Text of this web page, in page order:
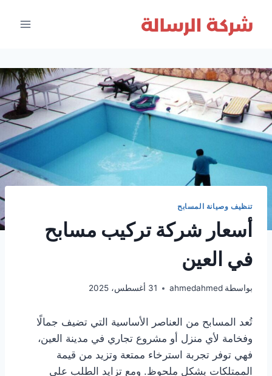
تنظيف وصيانة المسابح
أسعار شركة تركيب مسابح
في العين
بواسطة ahmedahmed 31 أغسطس، 2025
تُعد المسابح من العناصر الأساسية التي تضيف جمالًا
وفخامة لأي منزل أو مشروع تجاري في مدينة العين،
فهي توفر تجربة استرخاء ممتعة وتزيد من قيمة
الممتلكات بشكل ملحوظ. ومع تزايد الطلب على